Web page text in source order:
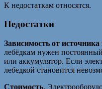
К недостаткам относятся.
Недостатки
Зависимость от источника
лебёдкам нужен
или аккумулятор. Если
лебедкой становится
Стоимость.